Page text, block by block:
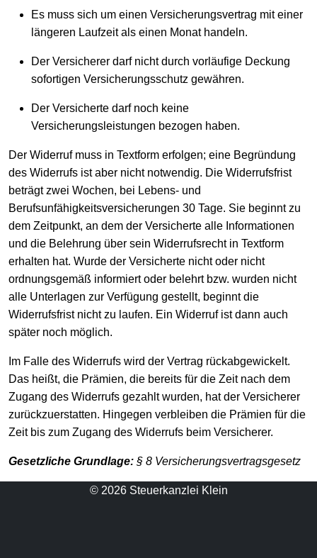
Es muss sich um einen Versicherungsvertrag mit einer
längeren Laufzeit als einen Monat handeln.
Der Versicherer darf nicht durch vorläufige Deckung
sofortigen Versicherungsschutz gewähren.
Der Versicherte darf noch keine
Versicherungsleistungen bezogen haben.
Der Widerruf muss in Textform erfolgen; eine Begründung
des Widerrufs ist aber nicht notwendig. Die Widerrufsfrist
beträgt zwei Wochen, bei Lebens- und
Berufsunfähigkeitsversicherungen 30 Tage. Sie beginnt zu
dem Zeitpunkt, an dem der Versicherte alle Informationen
und die Belehrung über sein Widerrufsrecht in Textform
erhalten hat. Wurde der Versicherte nicht oder nicht
ordnungsgemäß informiert oder belehrt bzw. wurden nicht
alle Unterlagen zur Verfügung gestellt, beginnt die
Widerrufsfrist nicht zu laufen. Ein Widerruf ist dann auch
später noch möglich.
Im Falle des Widerrufs wird der Vertrag rückabgewickelt.
Das heißt, die Prämien, die bereits für die Zeit nach dem
Zugang des Widerrufs gezahlt wurden, hat der Versicherer
zurückzuerstatten. Hingegen verbleiben die Prämien für die
Zeit bis zum Zugang des Widerrufs beim Versicherer.
Gesetzliche Grundlage: § 8 Versicherungsvertragsgesetz
© 2026 Steuerkanzlei Klein